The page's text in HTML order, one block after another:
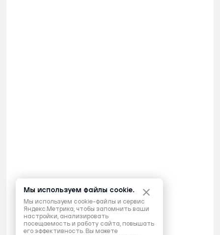
Мы используем файлы cookie.
Мы используем cookie-файлы и сервис
Яндекс.Метрика, чтобы запомнить ваши
настройки, анализировать
посещаемость и работу сайта, повышать
его эффективность. Вы можете